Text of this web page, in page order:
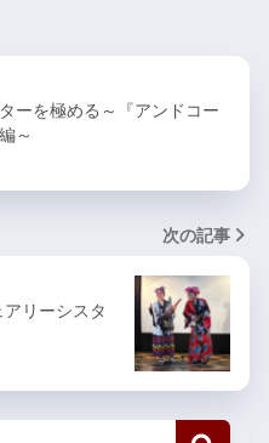
ーを極める～『アンドコー
～
次の記事
リーシスタ